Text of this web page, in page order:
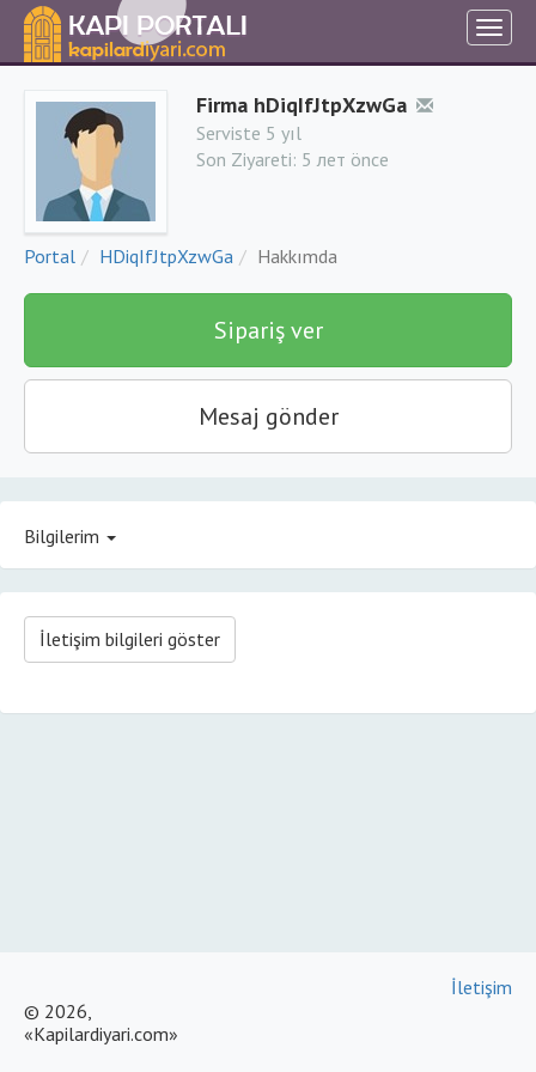
Firma hDiqIfJtpXzwGa
Serviste 5 yıl
Son Ziyareti: 5 лет önce
Portal HDiqIfJtpXzwGa Hakkımda
Sipariş ver
Mesaj gönder
Bilgilerim
İletişim bilgileri göster
© 2026,
«Kapilardiyari.com»
İletişim